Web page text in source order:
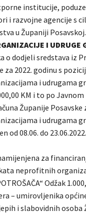
institucije,
i razvojne agencije s
u Županiji Posavskoj.
I UDRUGE
o dodjeli sredstava iz
za 2022. godinu s
i udrugama
KM i to po
Županije Posavske
i udrugama
od 08.06. do
za
neprofitnih
Odžak
– umirovljenika
i slabovidnih osoba